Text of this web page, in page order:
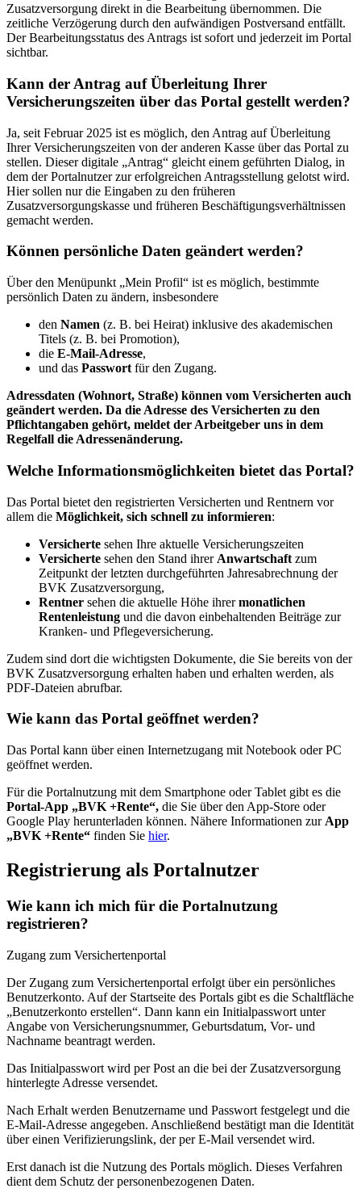
Zusatzversorgung direkt in die Bearbeitung übernommen. Die
zeitliche Verzögerung durch den aufwändigen Postversand entfällt.
Der Bearbeitungsstatus des Antrags ist sofort und jederzeit im Portal
sichtbar.
Kann der Antrag auf Überleitung Ihrer
Versicherungszeiten über das Portal gestellt werden?
Ja, seit Februar 2025 ist es möglich, den Antrag auf Überleitung
Ihrer Versicherungszeiten von der anderen Kasse über das Portal zu
stellen. Dieser digitale „Antrag“ gleicht einem geführten Dialog, in
dem der Portalnutzer zur erfolgreichen Antragsstellung gelotst wird.
Hier sollen nur die Eingaben zu den früheren
Zusatzversorgungskasse und früheren Beschäftigungsverhältnissen
gemacht werden.
Können persönliche Daten geändert werden?
Über den Menüpunkt „Mein Profil“ ist es möglich, bestimmte
persönlich Daten zu ändern, insbesondere
den Namen (z. B. bei Heirat) inklusive des akademischen
Titels (z. B. bei Promotion),
die E-Mail-Adresse,
und das Passwort für den Zugang.
Adressdaten (Wohnort, Straße) können vom Versicherten auch
geändert werden. Da die Adresse des Versicherten zu den
Pflichtangaben gehört, meldet der Arbeitgeber uns in dem
Regelfall die Adressenänderung.
Welche Informationsmöglichkeiten bietet das Portal?
Das Portal bietet den registrierten Versicherten und Rentnern vor
allem die Möglichkeit, sich schnell zu informieren:
Versicherte sehen Ihre aktuelle Versicherungszeiten
Versicherte sehen den Stand ihrer Anwartschaft zum
Zeitpunkt der letzten durchgeführten Jahresabrechnung der
BVK Zusatzversorgung,
Rentner sehen die aktuelle Höhe ihrermonatlichen
Rentenleistung und die davon einbehaltenden Beiträge zur
Kranken- und Pflegeversicherung.
Zudem sind dort die wichtigsten Dokumente, die Sie bereits von der
BVK Zusatzversorgung erhalten haben und erhalten werden, als
PDF-Dateien abrufbar.
Wie kann das Portal geöffnet werden?
Das Portal kann über einen Internetzugang mit Notebook oder PC
geöffnet werden.
Für die Portalnutzung mit dem Smartphone oder Tablet gibt es die
Portal-App „BVK +Rente“, die Sie über den App-Store oder
Google Play herunterladen können. Nähere Informationen zur App
„BVK +Rente“ finden Sie hier.
Registrierung als Portalnutzer
Wie kann ich mich für die Portalnutzung
registrieren?
Zugang zum Versichertenportal
Der Zugang zum Versichertenportal erfolgt über ein persönliches
Benutzerkonto. Auf der Startseite des Portals gibt es die Schaltfläche
„Benutzerkonto erstellen“. Dann kann ein Initialpasswort unter
Angabe von Versicherungsnummer, Geburtsdatum, Vor- und
Nachname beantragt werden.
Das Initialpasswort wird per Post an die bei der Zusatzversorgung
hinterlegte Adresse versendet.
Nach Erhalt werden Benutzername und Passwort festgelegt und die
E-Mail-Adresse angegeben. Anschließend bestätigt man die Identität
über einen Verifizierungslink, der per E-Mail versendet wird.
Erst danach ist die Nutzung des Portals möglich. Dieses Verfahren
dient dem Schutz der personenbezogenen Daten.